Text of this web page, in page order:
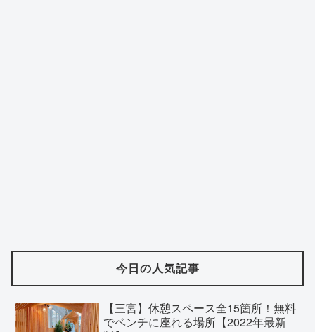
今日の人気記事
【三宮】休憩スペース全15箇所！無料
でベンチに座れる場所【2022年最新